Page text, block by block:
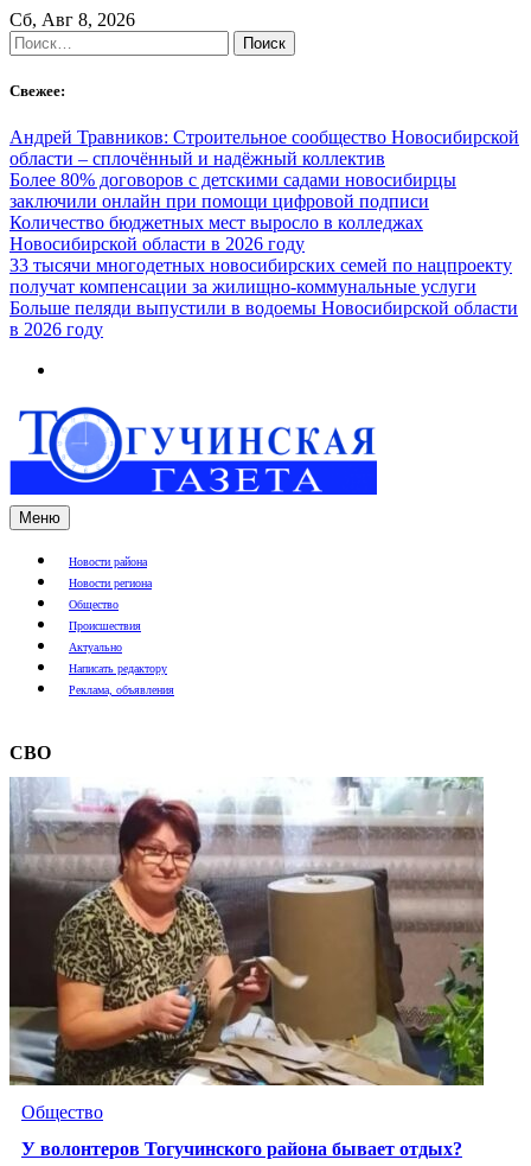
Skip
to
content
Сб, Авг 8, 2026
Найти:
Свежее:
Андрей Травников: Строительное сообщество Новосибирской
области – сплочённый и надёжный коллектив
Более 80% договоров с детскими садами новосибирцы
заключили онлайн при помощи цифровой подписи
Количество бюджетных мест выросло в колледжах
Новосибирской области в 2026 году
33 тысячи многодетных новосибирских семей по нацпроекту
получат компенсации за жилищно-коммунальные услуги
Больше пеляди выпустили в водоемы Новосибирской области
в 2026 году
Меню
Новости района
Новости региона
Общество
Происшествия
Актуально
Написать редактору
Реклама, объявления
СВО
Общество
У волонтеров Тогучинского района бывает отдых?